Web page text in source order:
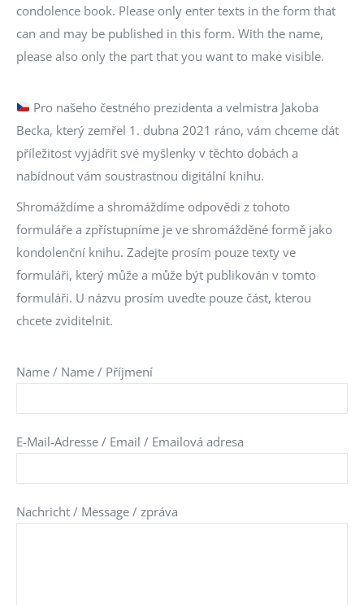
condolence book. Please only enter texts in the form that
can and may be published in this form. With the name,
please also only the part that you want to make visible.
Pro našeho čestného prezidenta a velmistra Jakoba
Becka, který zemřel 1. dubna 2021 ráno, vám chceme dát
příležitost vyjádřit své myšlenky v těchto dobách a
nabídnout vám soustrastnou digitální knihu.
Shromáždíme a shromáždíme odpovědi z tohoto
formuláře a zpřístupníme je ve shromážděné formě jako
kondolenční knihu. Zadejte prosím pouze texty ve
formuláři, který může a může být publikován v tomto
formuláři. U názvu prosím uveďte pouze část, kterou
chcete zviditelnit.
Name / Name / Příjmení
E-Mail-Adresse / Email / Emailová adresa
Nachricht / Message / zpráva